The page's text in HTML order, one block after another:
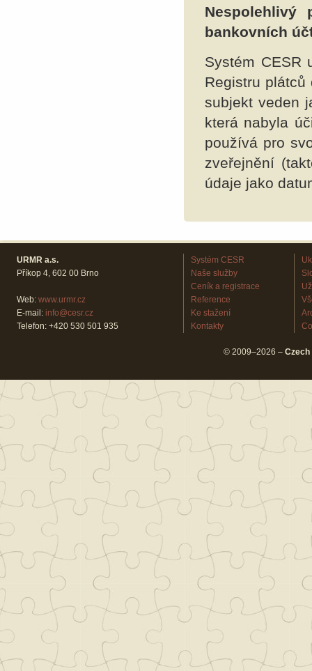
Nespolehlivý
bankovních
Systém CESR
Registru
subjekt veden
která nabyla
používá pro
zveřejnění
údaje jako
URMR a.s.
Příkop 4, 602 00 Brno
Web: www.urmr.cz
E-mail: info@cesr.cz
Telefon: +420 530 501 935
Systém CESR
Naše služby
Ceník a registrace
Reference
Ke stažení
Kontakty
© 2009–2026 – Czech